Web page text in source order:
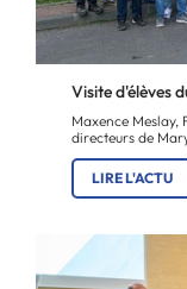
Visite d'élèves
Maxence
directeurs de
LIRE L'ACTU